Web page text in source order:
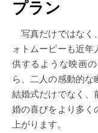
プラン
写真だけではなく
ォトムービーも近
供するような映画
ら、二人の感動的な
結婚式だけでなく、
婚の喜びをより多く
上がります。